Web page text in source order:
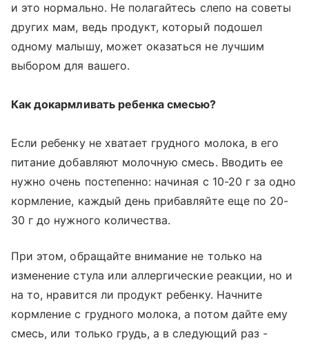
и это нормально. Не полагайтесь слепо на советы
других мам, ведь продукт, который подошел
одному малышу, может оказаться не лучшим
выбором для вашего.
Как докармливать ребенка смесью?
Если ребенку не хватает грудного молока, в его
питание добавляют молочную смесь. Вводить ее
нужно очень постепенно: начиная с 10-20 г за одно
кормление, каждый день прибавляйте еще по 20-
30 г до нужного количества.
При этом, обращайте внимание не только на
изменение стула или аллергические реакции, но и
на то, нравится ли продукт ребенку. Начните
кормление с грудного молока, а потом дайте ему
смесь, или только грудь, а в следующий раз -